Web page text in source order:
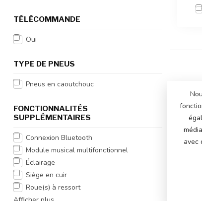
TÉLÉCOMMANDE
Oui
TYPE DE PNEUS
Pneus en caoutchouc
FONCTIONNALITÉS
SUPPLÉMENTAIRES
Connexion Bluetooth
Module musical multifonctionnel
Éclairage
Siège en cuir
Roue(s) à ressort
avec